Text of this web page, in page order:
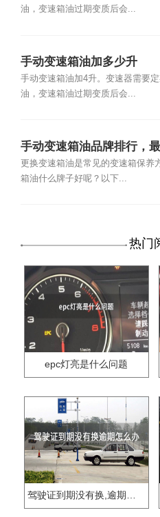
油，变速箱油过期变质后会...
手动变速箱油加多少升
手动变速箱油加4升。变速器需要
油，变速箱油过期变质后会...
手动变速箱油品牌排行，
变速箱油
更换变速箱油是常见的变速箱保养
箱油什么牌子好呢？以下...
热门
epc灯亮是什么问题
驾驶证到期没有换,逾期怎么办??